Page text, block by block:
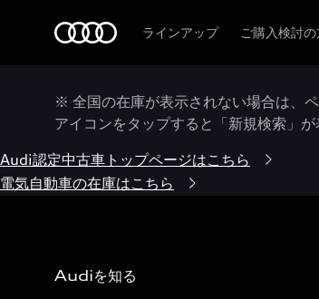
ラインアップ ご購入検討
※ 全国の在庫が表示されない場合は、
アイコンをタップすると「新規検索」が
Audi認定中古車トップページはこちら
電気自動車の在庫はこちら
Audiを知る